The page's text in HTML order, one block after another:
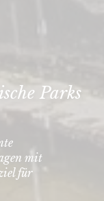
Parks
mit
für